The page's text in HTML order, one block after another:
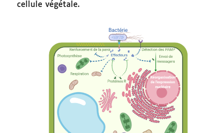
cellule végétale.